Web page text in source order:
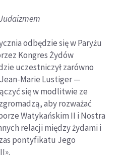
odbędzie się w Paryżu
Kongres Żydów
uczestniczył zarówno
Marie Lustiger —
się w modlitwie ze
aby rozważać
Watykańskim II i Nostra
relacji między żydami i
pontyfikatu Jego